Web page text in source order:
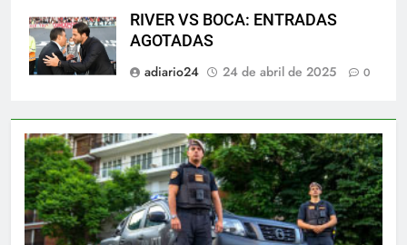
RIVER VS BOCA: ENTRADAS
AGOTADAS
adiario24
24 de abril de 2025 0